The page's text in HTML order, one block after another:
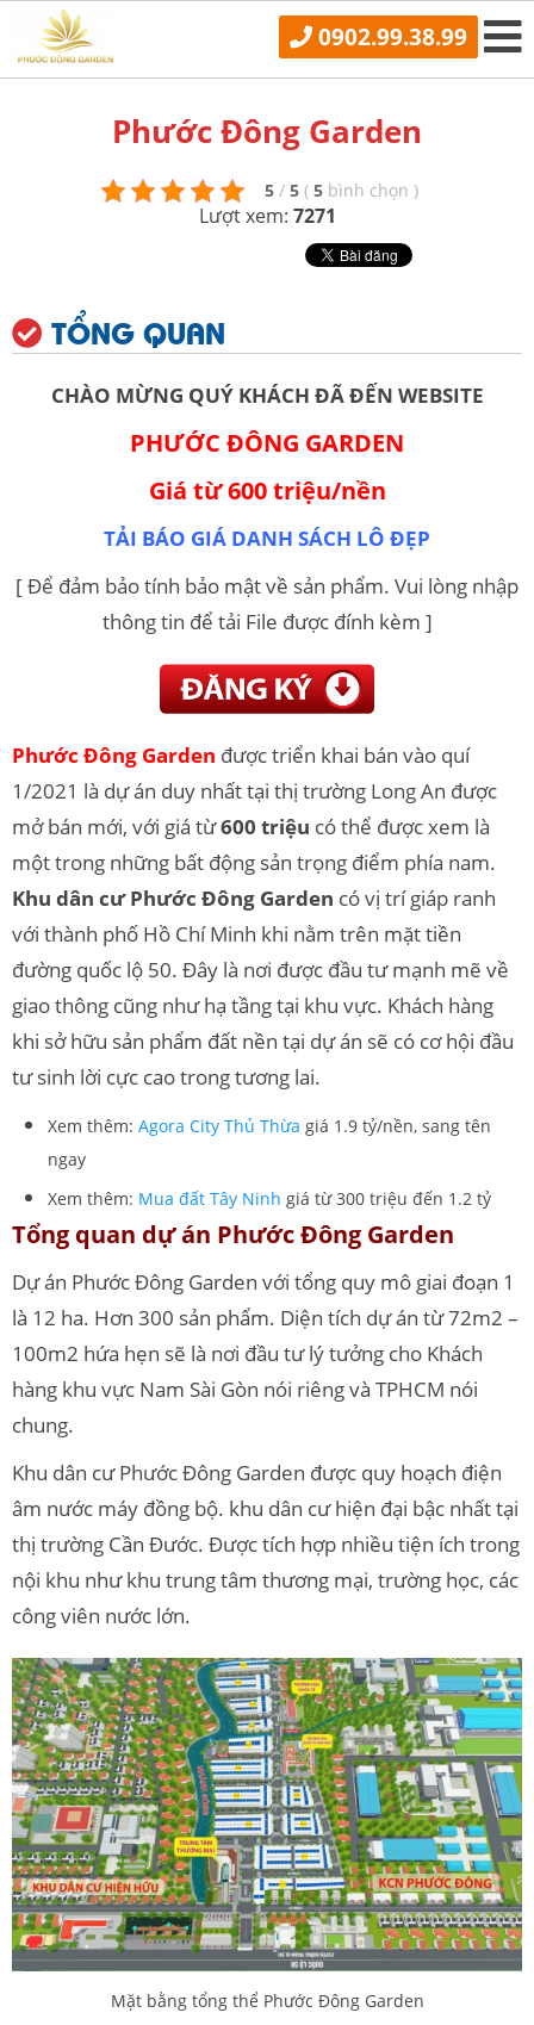
0902.99.38.99
Phước Đông Garden
5 / 5 ( 5 bình chọn )
Lượt xem: 7271
TỔNG QUAN
CHÀO MỪNG QUÝ KHÁCH ĐÃ ĐẾN WEBSITE
PHƯỚC ĐÔNG GARDEN
Giá từ 600 triệu/nền
TẢI BÁO GIÁ DANH SÁCH LÔ ĐẸP
[ Để đảm bảo tính bảo mật về sản phẩm. Vui lòng nhập
thông tin để tải File được đính kèm ]
Phước Đông Garden được triển khai bán vào quí
1/2021 là dự án duy nhất tại thị trường Long An được
mở bán mới, với giá từ600 triệu có thể được xem là
một trong những bất động sản trọng điểm phía nam.
Khu dân cư Phước Đông Garden có vị trí giáp ranh
với thành phố Hồ Chí Minh khi nằm trên mặt tiền
đường quốc lộ 50. Đây là nơi được đầu tư mạnh mẽ về
giao thông cũng như hạ tầng tại khu vực. Khách hàng
khi sở hữu sản phẩm đất nền tại dự án sẽ có cơ hội đầu
tư sinh lời cực cao trong tương lai.
Xem thêm: Agora City Thủ Thừa giá 1.9 tỷ/nền, sang tên
ngay
Xem thêm: Mua đất Tây Ninh giá từ 300 triệu đến 1.2 tỷ
Tổng quan dự án Phước Đông Garden
Dự án Phước Đông Garden với tổng quy mô giai đoạn 1
là 12 ha. Hơn 300 sản phẩm. Diện tích dự án từ 72m2 –
100m2 hứa hẹn sẽ là nơi đầu tư lý tưởng cho Khách
hàng khu vực Nam Sài Gòn nói riêng và TPHCM nói
chung.
Khu dân cư Phước Đông Garden được quy hoạch điện
âm nước máy đồng bộ. khu dân cư hiện đại bậc nhất tại
thị trường Cần Đước. Được tích hợp nhiều tiện ích trong
nội khu như khu trung tâm thương mại, trường học, các
công viên nước lớn.
Mặt bằng tổng thể Phước Đông Garden